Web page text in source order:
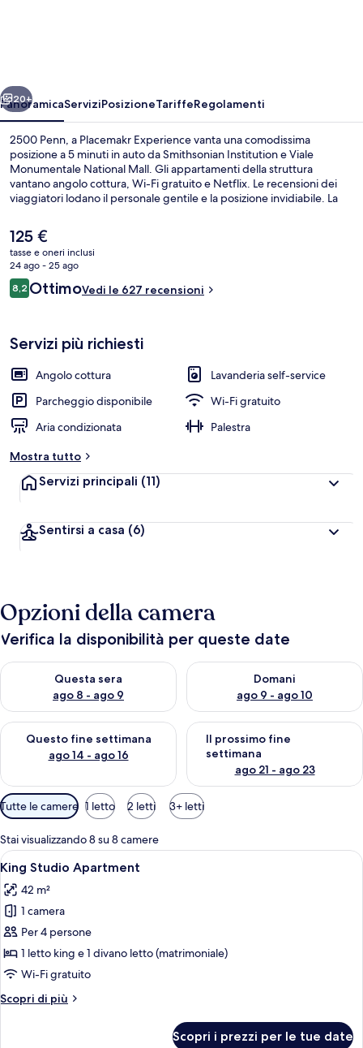
Avanti
20+
PanoramicaServiziPosizioneTariffeRegolamenti
2500 Penn, a Placemakr Experience vanta una comodissima
posizione a 5 minuti in auto da Smithsonian Institution e Viale
Monumentale National Mall. Gli appartamenti della struttura
vantano angolo cottura, Wi-Fi gratuito e Netflix. Le recensioni dei
viaggiatori lodano il personale gentile e la posizione invidiabile. La
Stazione di Foggy Bottom si trova a 6 min a piedi e Stazione di
Farragut North a 14.
Il
prezzo
attuale
è
125 €
125 €
tasse e oneri inclusi
24 ago - 25 ago
Recensioni
8,28,2 su 10
OttimoVedi le 627 recensioni
Servizi più richiesti
Angolo cottura
Lavanderia self-service
Parcheggio disponibile
Wi-Fi gratuito
Aria condizionata
Palestra
Mostra tutto
Servizi principali (11)
Sentirsi a casa (6)
Opzioni della camera
Verifica la disponibilità per queste date
Questa sera
ago 8 - ago 9
Verifica la disponibilità per questa sera, ago 8 - ago 9
Domani
ago 9 - ago 10
Verifica la disponibilità per
Questo fine settimana
ago 14 - ago 16
Verifica la disponibilità per questo fine settimana, ago 14 -
Il prossimo fine
settimana
ago 21 - ago 23
Verifica la disponibilità per il
Filtri
disponibili
per
le
camere
Tutte le camere 1 letto 2 letti 3+ letti
Stai visualizzando 8 su 8 camere
Apri
tutte
le
foto
per
King
Studio
Una camera d'albergo con un letto,
6
King Studio Apartment
42 m²
1 camera
Per 4 persone
1 letto king e 1 divano letto (matrimoniale)
Wi-Fi gratuito
Scopri di più
Altri
Scopri i prezzi per le tue date